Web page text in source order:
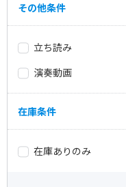
その他条件
立ち読み
演奏動画
在庫条件
在庫ありのみ